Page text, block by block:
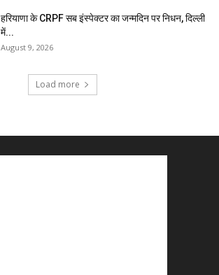
हरियाणा के CRPF सब इंस्पेक्टर का जन्मदिन पर निधन, दिल्ली
में...
August 9, 2026
Load more